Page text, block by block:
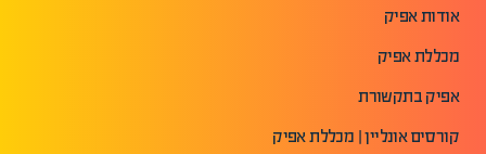
אודות אפיק
מכללת אפיק
אפיק בתקשורת
קורסים אונליין | מכללת אפיק